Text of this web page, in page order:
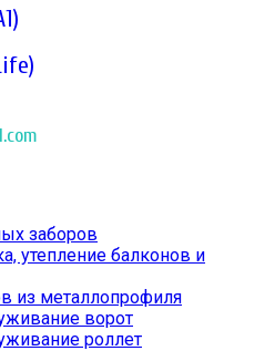
заборов
утепление балконов и
из металлопрофиля
ворот
роллет